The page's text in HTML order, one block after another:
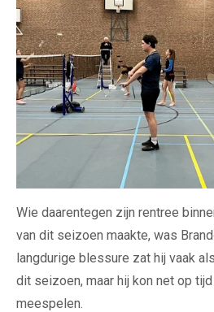
Wie daarentegen zijn rentree
van dit seizoen maakte, was
langdurige blessure zat hij vaak
dit seizoen, maar hij kon net op
meespelen.